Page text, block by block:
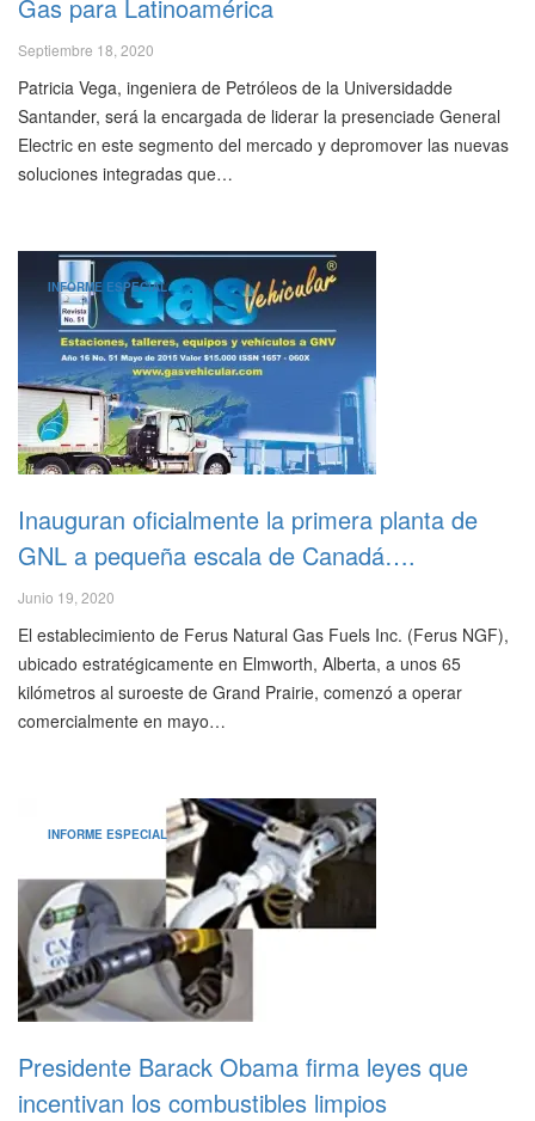
Gas para Latinoamérica
Septiembre 18, 2020
Patricia Vega, ingeniera de Petróleos de la Universidadde
Santander, será la encargada de liderar la presenciade General
Electric en este segmento del mercado y depromover las nuevas
soluciones integradas que…
INFORME ESPECIAL
Inauguran oficialmente la primera planta de
GNL a pequeña escala de Canadá….
Junio 19, 2020
El establecimiento de Ferus Natural Gas Fuels Inc. (Ferus NGF),
ubicado estratégicamente en Elmworth, Alberta, a unos 65
kilómetros al suroeste de Grand Prairie, comenzó a operar
comercialmente en mayo…
INFORME ESPECIAL
Presidente Barack Obama firma leyes que
incentivan los combustibles limpios